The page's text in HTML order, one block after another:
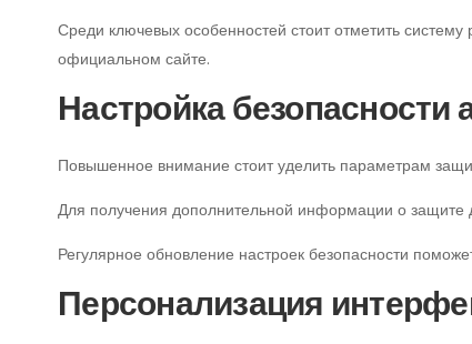
Среди ключевых особенностей стоит отметить
официальном сайте.
Настройка безопасности
Повышенное внимание стоит уделить параметрам
Для получения дополнительной информации о защите
Регулярное обновление настроек безопасности
Персонализация